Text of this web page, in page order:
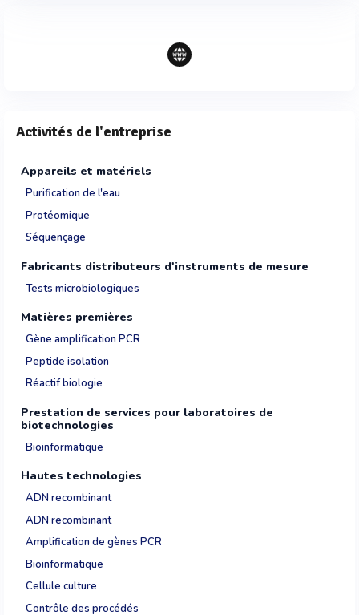
Activités de l'entreprise
Appareils et matériels
Purification de l'eau
Protéomique
Séquençage
Fabricants distributeurs d'instruments de mesure
Tests microbiologiques
Matières premières
Gène amplification PCR
Peptide isolation
Réactif biologie
Prestation de services pour laboratoires de
biotechnologies
Bioinformatique
Hautes technologies
ADN recombinant
ADN recombinant
Amplification de gènes PCR
Bioinformatique
Cellule culture
Contrôle des procédés